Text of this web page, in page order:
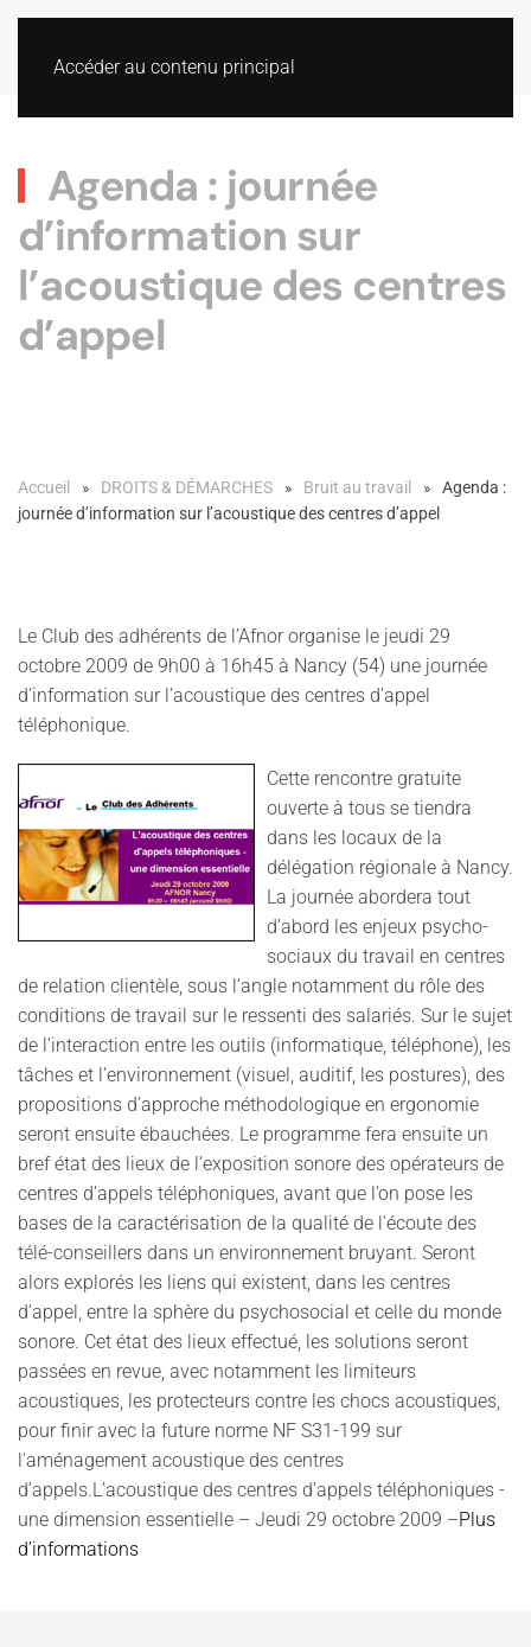
Accéder au contenu principal
Agenda : journée
d’information sur
l’acoustique des centres
d’appel
Accueil DROITS & DÉMARCHES Bruit au travail
Agenda :
journée d’information sur l’acoustique des centres d’appel
Le Club des adhérents de l’Afnor organise le jeudi 29
octobre 2009 de 9h00 à 16h45 à Nancy (54) une journée
d’information sur l’acoustique des centres d’appel
téléphonique.
Cette rencontre gratuite
ouverte à tous se tiendra
dans les locaux de la
délégation régionale à Nancy.
La journée abordera tout
d’abord les enjeux psycho-
sociaux du travail en centres
de relation clientèle, sous l’angle notamment du rôle des
conditions de travail sur le ressenti des salariés. Sur le sujet
de l’interaction entre les outils (informatique, téléphone), les
tâches et l’environnement (visuel, auditif, les postures), des
propositions d’approche méthodologique en ergonomie
seront ensuite ébauchées. Le programme fera ensuite un
bref état des lieux de l’exposition sonore des opérateurs de
centres d’appels téléphoniques, avant que l’on pose les
bases de la caractérisation de la qualité de l'écoute des
télé-conseillers dans un environnement bruyant. Seront
alors explorés les liens qui existent, dans les centres
d’appel, entre la sphère du psychosocial et celle du monde
sonore. Cet état des lieux effectué, les solutions seront
passées en revue, avec notamment les limiteurs
acoustiques, les protecteurs contre les chocs acoustiques,
pour finir avec la future norme NF S31-199 sur
l’aménagement acoustique des centres
d’appels.L’acoustique des centres d'appels téléphoniques -
une dimension essentielle – Jeudi 29 octobre 2009 –Plus
d’informations